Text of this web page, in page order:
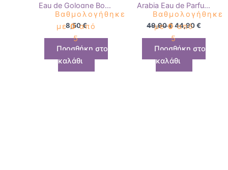
Eau de Gologne Body
Mist 100ml
Βαθμολογήθηκε
με0από
5
8,50€
Προσθήκη στο
καλάθι
Arabia Eau de Parfum
100ml
Βαθμολογήθηκε
με0από
5
49,90€44,90€
Προσθήκη στο
καλάθι